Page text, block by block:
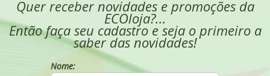
Quer receber novidades e promoções da
ECOloja?...
Então faça seu cadastro e seja o primeiro a
saber das novidades!
Nome: